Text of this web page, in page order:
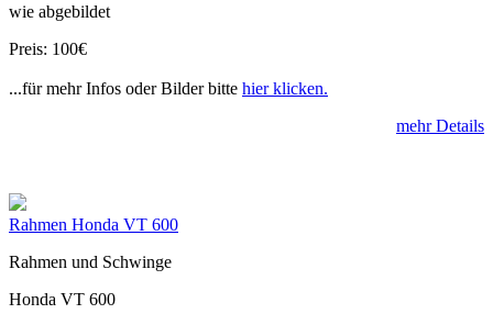
wie abgebildet
Preis: 100€
...für mehr Infos oder Bilder bitte hier klicken.
mehr Details
Rahmen Honda VT 600
Rahmen und Schwinge
Honda VT 600